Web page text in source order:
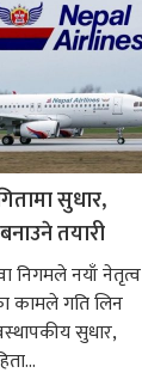
सुधार,
तयारी
निगमले नयाँ नेतृत्व
कामले गति लिन
सुधार,